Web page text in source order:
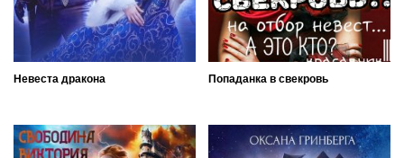
Невеста дракона Попаданка в свекровь